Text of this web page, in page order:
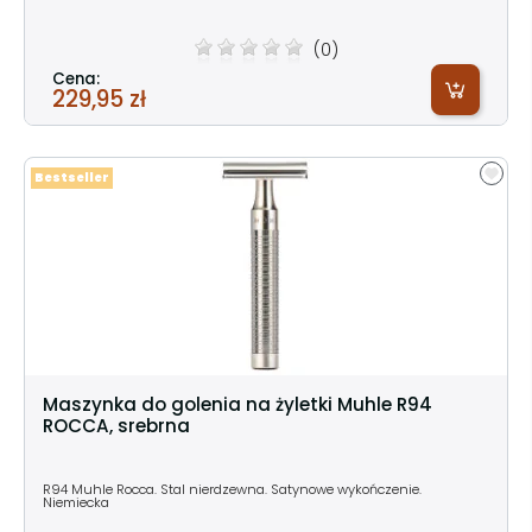
(0)
Cena:
229,95 zł
Maszynka do golenia na żyletki Muhle R94
ROCCA, srebrna
R94 Muhle Rocca. Stal nierdzewna. Satynowe wykończenie.
Niemiecka
Bestseller